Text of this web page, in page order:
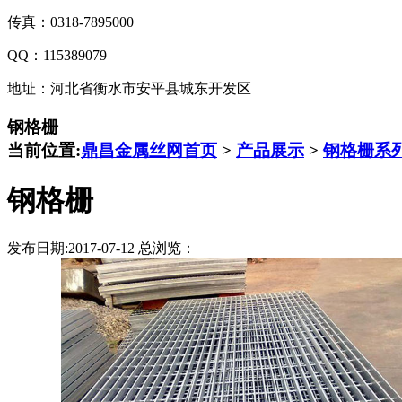
传真：0318-7895000
QQ：115389079
地址：河北省衡水市安平县城东开发区
钢格栅
当前位置:鼎昌金属丝网首页 > 产品展示 >钢格栅系
钢格栅
发布日期:2017-07-12 总浏览：